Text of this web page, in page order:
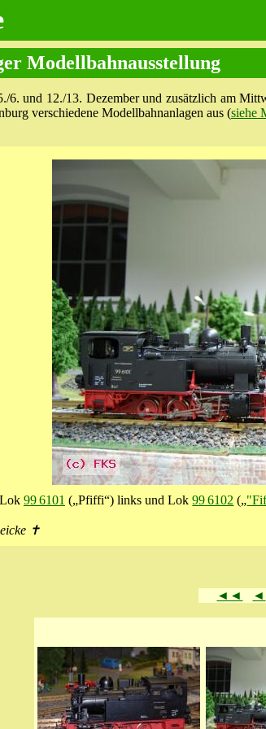
Modellbahnausstellung
6. und 12./13. Dezember und zusätzlich am
verschiedene Modellbahnanlagen aus (siehe
99 6101 („Pfiffi“) links und Lok99 6102 („
✝
◄◄ ◄